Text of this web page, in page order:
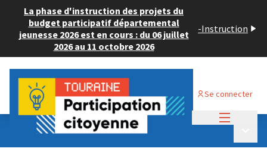
La phase d'instruction des projets du
budget participatif départemental
jeunesse 2026 est en cours : du 06 juillet
2026 au 11 octobre 2026
-Instruction
Se connecter
Budget Participatif JEUNESSE 2024
💡 Consulter les projets déposés